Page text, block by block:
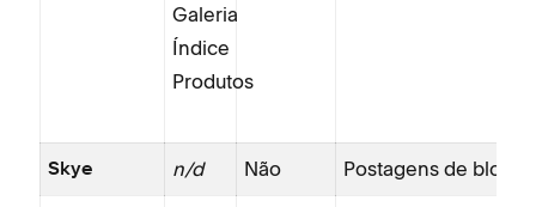
Galeria
Índice
Produtos
Skye n/d Não Postagens de blog